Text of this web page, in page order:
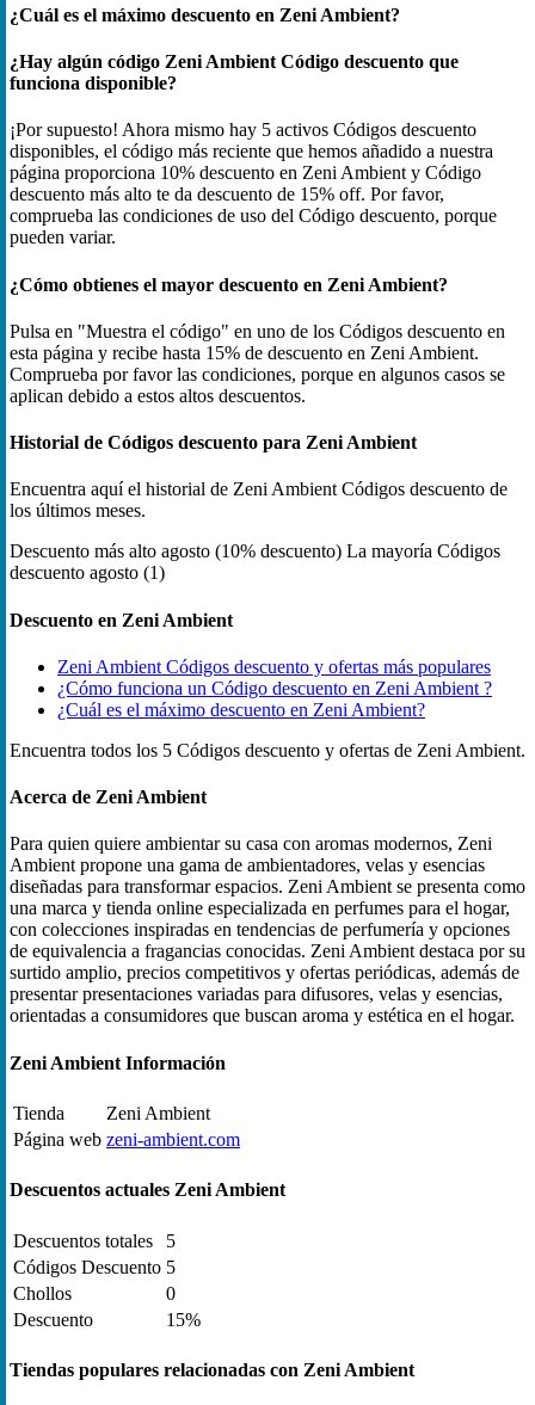
¿Cuál es el máximo descuento en Zeni Ambient?
¿Hay algún código Zeni Ambient Código descuento que
funciona disponible?
¡Por supuesto! Ahora mismo hay 5 activos Códigos descuento
disponibles, el código más reciente que hemos añadido a nuestra
página proporciona 10% descuento en Zeni Ambient y Código
descuento más alto te da descuento de 15% off. Por favor,
comprueba las condiciones de uso del Código descuento, porque
pueden variar.
¿Cómo obtienes el mayor descuento en Zeni Ambient?
Pulsa en "Muestra el código" en uno de los Códigos descuento en
esta página y recibe hasta 15% de descuento en Zeni Ambient.
Comprueba por favor las condiciones, porque en algunos casos se
aplican debido a estos altos descuentos.
Historial de Códigos descuento para Zeni Ambient
Encuentra aquí el historial de Zeni Ambient Códigos descuento de
los últimos meses.
Descuento más alto agosto (10% descuento) La mayoría Códigos
descuento agosto (1)
Descuento en Zeni Ambient
Zeni Ambient Códigos descuento y ofertas más populares
¿Cómo funciona un Código descuento en Zeni Ambient ?
¿Cuál es el máximo descuento en Zeni Ambient?
Encuentra todos los 5 Códigos descuento y ofertas de Zeni Ambient.
Acerca de Zeni Ambient
Para quien quiere ambientar su casa con aromas modernos, Zeni
Ambient propone una gama de ambientadores, velas y esencias
diseñadas para transformar espacios. Zeni Ambient se presenta como
una marca y tienda online especializada en perfumes para el hogar,
con colecciones inspiradas en tendencias de perfumería y opciones
de equivalencia a fragancias conocidas. Zeni Ambient destaca por su
surtido amplio, precios competitivos y ofertas periódicas, además de
presentar presentaciones variadas para difusores, velas y esencias,
orientadas a consumidores que buscan aroma y estética en el hogar.
Zeni Ambient Información
Tienda
Zeni Ambient
Página web zeni-ambient.com
Descuentos actuales Zeni Ambient
Descuentos totales
5
Códigos Descuento 5
Chollos
0
Descuento
15%
Tiendas populares relacionadas con Zeni Ambient